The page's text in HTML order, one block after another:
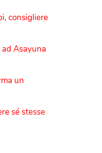
consigliere
Asayuna
un
sé stesse